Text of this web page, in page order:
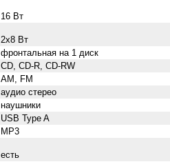
16 Вт
2x8 Вт
фронтальная на 1 диск
CD, CD-R, CD-RW
AM, FM
аудио стерео
наушники
USB Type A
MP3
есть